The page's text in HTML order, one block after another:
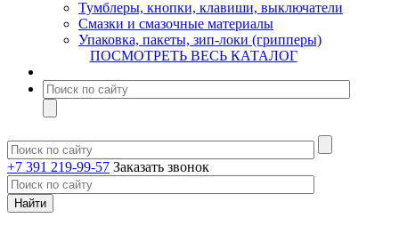
Тумблеры, кнопки, клавиши, выключатели
Смазки и смазочные материалы
Упаковка, пакеты, зип-локи (грипперы)
ПОСМОТРЕТЬ ВЕСЬ КАТАЛОГ
+7 391 219-99-57 Заказать звонок